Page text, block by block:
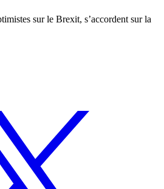
sur le Brexit, s’accordent sur la